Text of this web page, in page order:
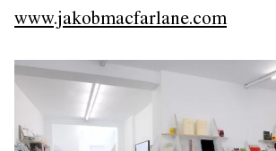
www.jakobmacfarlane.com